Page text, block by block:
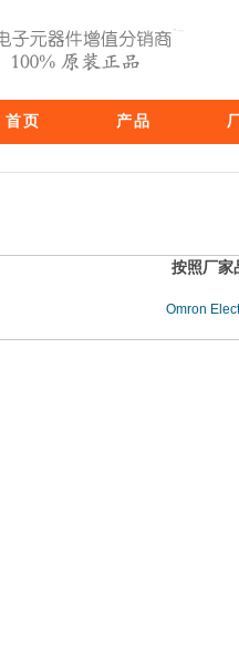
首页 产品
按照厂家
Omron